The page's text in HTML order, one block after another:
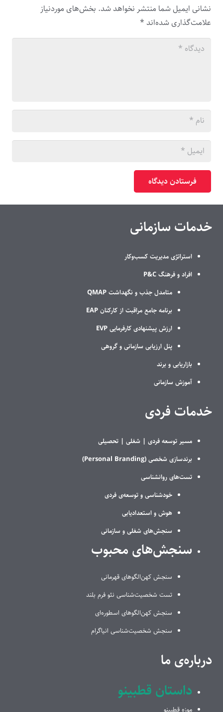
نشانی ایمیل شما منتشر نخواهد شد. بخش‌های موردنیاز
علامت‌گذاری شده‌اند *
فرستادن دیدگاه
خدمات سازمانی
استراتژی مدیریت کسب‌وکار
افراد و فرهنگ P&C
متامدل جذب و نگهداشت QMAP
برنامه جامع مراقبت از کارکنان EAP
ارزش پیشنهادی کارفرمایی EVP
پنل ارزیابی سازمانی و گروهی
بازاریابی و برند
آموزش سازمانی
خدمات فردی
مسیر توسعه فردی | شغلی |تحصیلی
برندسازی شخصی (Personal Branding)
تست‌های روانشناسی
خودشناسی و توسعه‌ی فردی
هوش و استعدادیابی
سنجش‌های شغلی و سازمانی
سنجش‌های محبوب
سنجش کهن‌الگوهای قهرمانی
تست شخصیت‌شناسی نئو فرم بلند
سنجش کهن‌الگوهای اسطوره‌ای
سنجش شخصیت‌شناسی انیاگرام
درباره‌ی ما
داستان قطبینو
موزه قطبینو